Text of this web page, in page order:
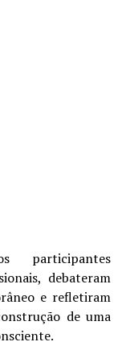
participantes
debateram
e refletiram
de uma